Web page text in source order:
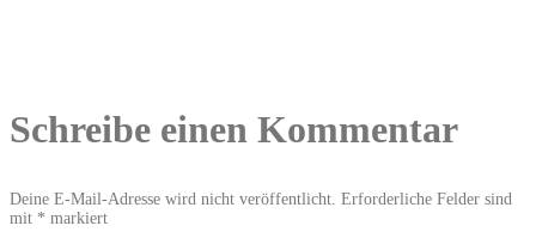
Schreibe einen Kommentar
Deine E-Mail-Adresse wird nicht veröffentlicht. Erforderliche Felder sind
mit * markiert